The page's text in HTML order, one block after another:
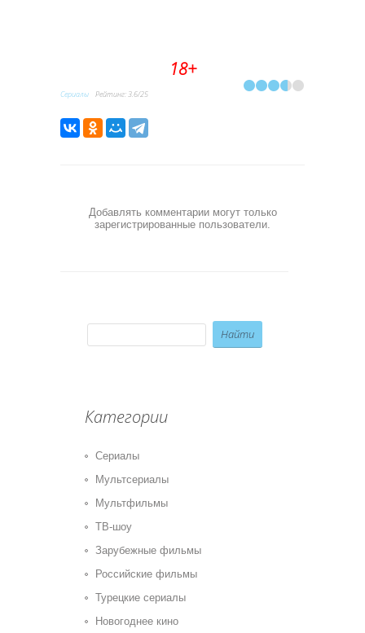
18+
Сериалы Рейтинг:3.6/25
Добавлять комментарии могут только
зарегистрированные пользователи.
Категории
Сериалы
Мультсериалы
Мультфильмы
ТВ-шоу
Зарубежные фильмы
Российские фильмы
Турецкие сериалы
Новогоднее кино